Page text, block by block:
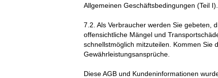
Allgemeinen Geschäftsbedingungen (Teil I).
7.2. Als Verbraucher werden Sie gebeten,
offensichtliche Mängel und
schnellstmöglich mitzuteilen. Kommen Sie
Gewährleistungsansprüche.
Diese AGB und Kundeninformationen